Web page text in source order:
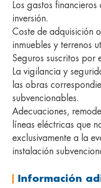
Los gastos
inversión.
Coste de adquisición
inmuebles y terrenos
Seguros suscritos por
La vigilancia y
las obras
subvencionables.
Adecuaciones,
líneas eléctricas que
exclusivamente a la
instalación
Información